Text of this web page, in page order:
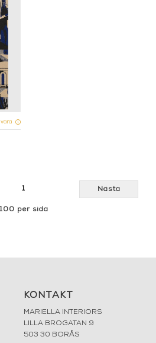
1 Nästa
100 per sida
KONTAKT
MARIELLA INTERIORS
LILLA BROGATAN 9
503 30 BORÅS